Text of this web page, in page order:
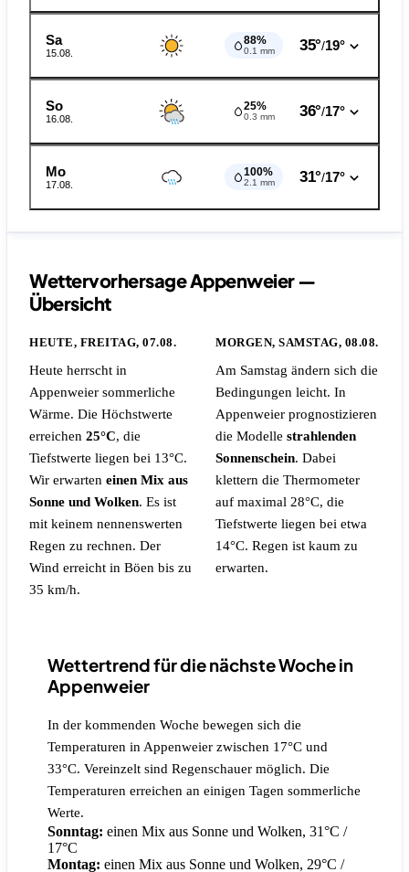
Sa
15.08.
88%
0.1 mm 35°/19°
So
16.08.
25%
0.3 mm 36°/17°
Mo
17.08.
100%
2.1 mm 31°/17°
Wettervorhersage Appenweier —
Übersicht
HEUTE, FREITAG, 07.08.
Heute herrscht in
Appenweier sommerliche
Wärme. Die Höchstwerte
erreichen 25°C, die
Tiefstwerte liegen bei 13°C.
Wir erwarten einen Mix aus
Sonne und Wolken. Es ist
mit keinem nennenswerten
Regen zu rechnen. Der
Wind erreicht in Böen bis zu
35 km/h.
MORGEN, SAMSTAG, 08.08.
Am Samstag ändern sich die
Bedingungen leicht. In
Appenweier prognostizieren
die Modelle strahlenden
Sonnenschein. Dabei
klettern die Thermometer
auf maximal 28°C, die
Tiefstwerte liegen bei etwa
14°C. Regen ist kaum zu
erwarten.
Wettertrend für die nächste Woche in
Appenweier
In der kommenden Woche bewegen sich die
Temperaturen in Appenweier zwischen 17°C und
33°C. Vereinzelt sind Regenschauer möglich. Die
Temperaturen erreichen an einigen Tagen sommerliche
Werte.
Sonntag: einen Mix aus Sonne und Wolken, 31°C /
17°C
Montag: einen Mix aus Sonne und Wolken, 29°C /